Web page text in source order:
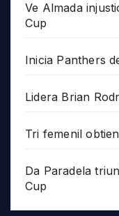
Ve Almada
Cup
Inicia Panthers
Lidera Brian
Tri femenil
Da Paradela
Cup